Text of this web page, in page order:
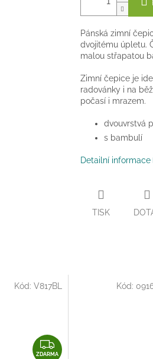
Pánská zimní
dvojitému úpletu.
malou střapatou
Zimní čepice je
radovánky i na
počasí i mrazem.
dvouvrstvá
s bambulí
Detailní informace
TISK
Z
ZDARMA
Kód: V817BL Kód: